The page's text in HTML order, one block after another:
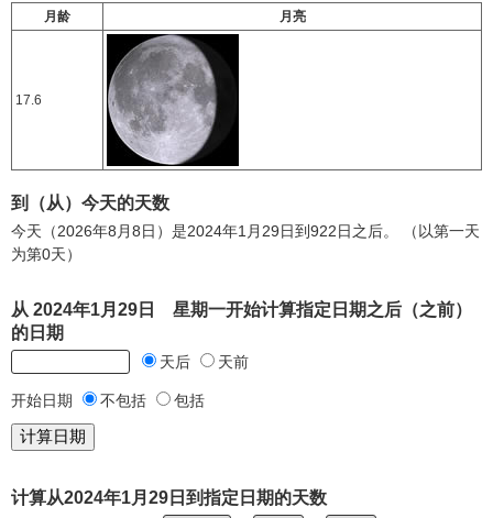
月龄 月亮
17.6
到（从）今天的天数
今天（2026年8月8日）是2024年1月29日到922日之后。 （以第一天
为第0天）
从 2024年1月29日 星期一开始计算指定日期之后（之前）
的日期
天后 天前
开始日期 不包括 包括
计算从2024年1月29日到指定日期的天数